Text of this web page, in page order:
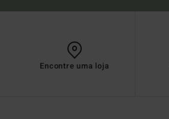
Encontre uma loja